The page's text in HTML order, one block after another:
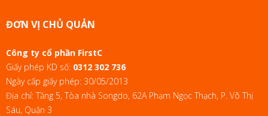
ĐƠN VỊ CHỦ QUẢN
Công ty cổ phần FirstC
Giấy phép KD số: 0312 302 736
Ngày cấp giấy phép: 30/05/2013
Địa chỉ: Tầng 5, Tòa nhà Songdo, 62A Phạm Ngọc Thạch, P. Võ Thị
Sáu, Quận 3